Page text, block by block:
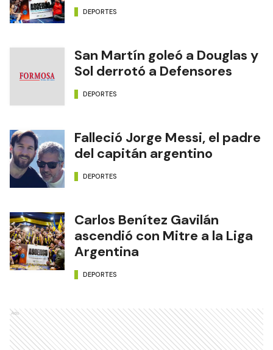
DEPORTES
San Martín goleó a Douglas y
Sol derrotó a Defensores
DEPORTES
Falleció Jorge Messi, el padre
del capitán argentino
DEPORTES
Carlos Benítez Gavilán
ascendió con Mitre a la Liga
Argentina
DEPORTES
Ads